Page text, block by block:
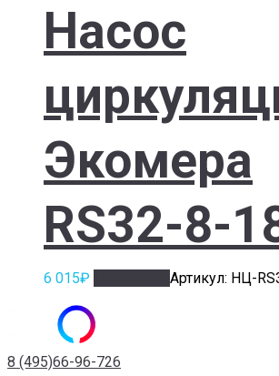
Насос
Экомера
RS32-8-
6 015₽ Артикул: НЦ-
8 (495)66-96-726